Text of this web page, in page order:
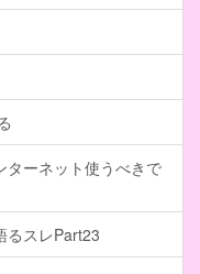
ターネット使うべきで
るスレPart23